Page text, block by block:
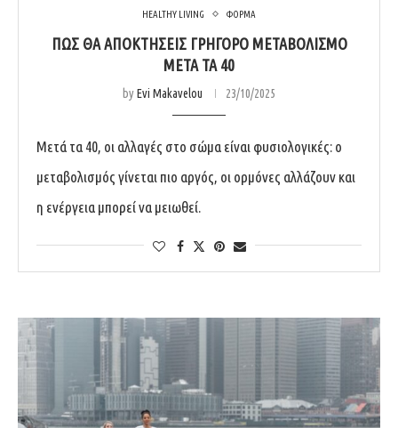
HEALTHY LIVING ΦΟΡΜΑ
ΠΏΣ ΘΑ ΑΠΟΚΤΉΣΕΙΣ ΓΡΉΓΟΡΟ ΜΕΤΑΒΟΛΙΣΜΌ
ΜΕΤΆ ΤΑ 40
byEvi Makavelou 23/10/2025
Μετά τα 40, οι αλλαγές στο σώμα είναι φυσιολογικές: ο
μεταβολισμός γίνεται πιο αργός, οι ορμόνες αλλάζουν και
η ενέργεια μπορεί να μειωθεί.